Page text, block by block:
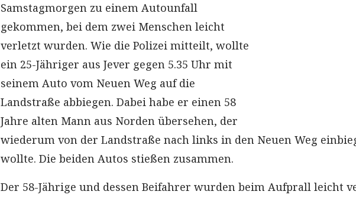
Samstagmorgen zu einem Autounfall
gekommen, bei dem zwei Menschen leicht
verletzt wurden. Wie die Polizei mitteilt, wollte
ein 25-Jähriger aus Jever gegen 5.35 Uhr mit
seinem Auto vom Neuen Weg auf die
Landstraße abbiegen. Dabei habe er einen 58
Jahre alten Mann aus Norden übersehen, der
wiederum von der Landstraße nach links in den Neuen Weg
wollte. Die beiden Autos stießen zusammen.
Der 58-Jährige und dessen Beifahrer wurden beim Aufprall leicht